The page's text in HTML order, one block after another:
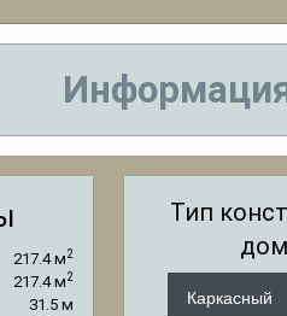
217.4 м2
217.4 м2
31.5 м
Тип
Каркасный